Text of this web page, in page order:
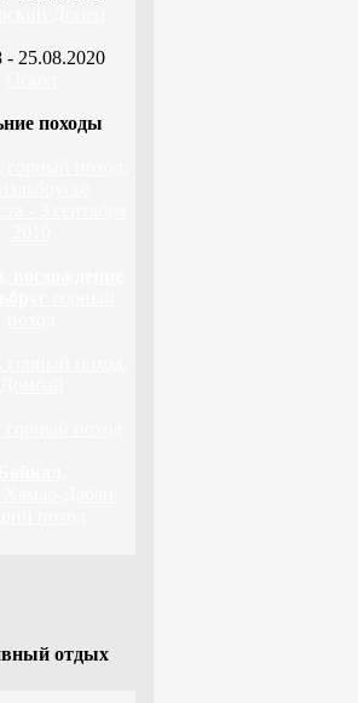
- 25.08.2020
походы
отдых